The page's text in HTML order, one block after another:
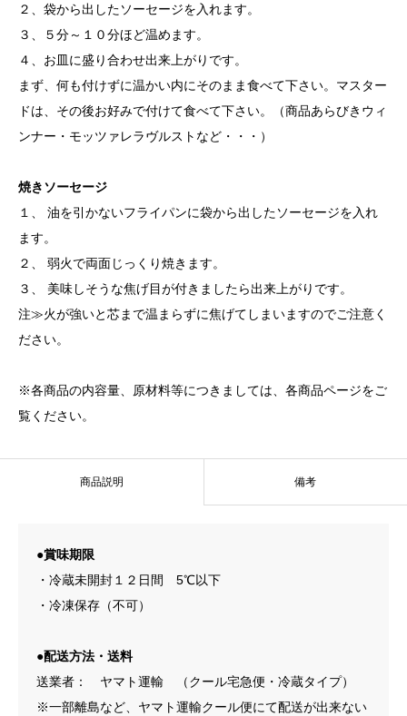
２、袋から出したソーセージを入れます。
３、５分～１０分ほど温めます。
４、お皿に盛り合わせ出来上がりです。
まず、何も付けずに温かい内にそのまま食べて下さい。マスター
ドは、その後お好みで付けて食べて下さい。（商品あらびきウィ
ンナー・モッツァレラヴルストなど・・・）
焼きソーセージ
１、 油を引かないフライパンに袋から出したソーセージを入れ
ます。
２、 弱火で両面じっくり焼きます。
３、 美味しそうな焦げ目が付きましたら出来上がりです。
注≫火が強いと芯まで温まらずに焦げてしまいますのでご注意く
ださい。
※各商品の内容量、原材料等につきましては、各商品ページをご
覧ください。
商品説明 備考
●賞味期限
・冷蔵未開封１２日間 5℃以下
・冷凍保存（不可）
●配送方法・送料
送業者： ヤマト運輸 （クール宅急便・冷蔵タイプ）
※一部離島など、ヤマト運輸クール便にて配送が出来ない